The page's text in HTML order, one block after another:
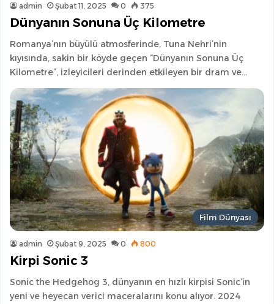
admin Şubat 11, 2025 0 375
Dünyanın Sonuna Üç Kilometre
Romanya’nın büyülü atmosferinde, Tuna Nehri’nin
kıyısında, sakin bir köyde geçen “Dünyanın Sonuna Üç
Kilometre”, izleyicileri derinden etkileyen bir dram ve…
Film Dünyası
admin Şubat 9, 2025 0 800
Kirpi Sonic 3
Sonic the Hedgehog 3, dünyanın en hızlı kirpisi Sonic’in
yeni ve heyecan verici maceralarını konu alıyor. 2024